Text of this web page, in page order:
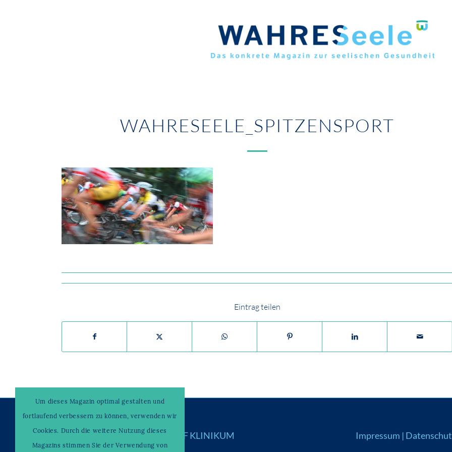
WAHRESEELE_SPITZENSPORT
Eintrag teilen
© Copyright – WAHRENDORFF KLINIKUM Impressum |
Um dieses Magazin optimal gestalten und
fortlaufend verbessern zu können, verwenden wir
Cookies. Durch die weitere Nutzung dieses
Magazins stimmen Sie der Verwendung von